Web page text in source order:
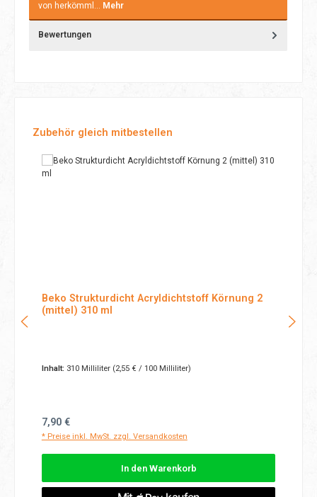
von herkömml… Mehr
Bewertungen
Produktgalerie überspringen
Zubehör gleich mitbestellen
Beko Strukturdicht Acryldichtstoff Körnung 2
(mittel) 310 ml
Inhalt: 310 Milliliter (2,55 € / 100 Milliliter)
Regulärer Preis:
7,90 €
* Preise inkl. MwSt. zzgl. Versandkosten
In den Warenkorb